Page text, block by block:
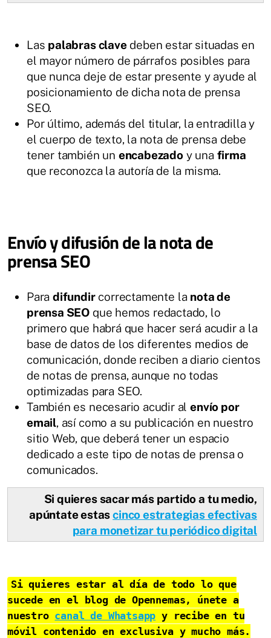
Las palabras clavedeben estar situadas en
el mayor número de párrafos posibles para
que nunca deje de estar presente y ayude al
posicionamiento de dicha nota de prensa
SEO.
Por último, además del titular, la entradilla y
el cuerpo de texto, la nota de prensa debe
tener también un encabezadoy una firma
que reconozca la autoría de la misma.
Envío y difusión de la nota de
prensa SEO
Paradifundircorrectamente la nota de
prensa SEO que hemos redactado, lo
primero que habrá que hacer será acudir a la
base de datos de los diferentes medios de
comunicación, donde reciben a diario cientos
de notas de prensa, aunque no todas
optimizadas para SEO.
También es necesario acudir alenvío por
email, así como a su publicación en nuestro
sitio Web, que deberá tener un espacio
dedicado a este tipo de notas de prensa o
comunicados.
Si quieres sacar más partido a tu medio,
apúntate estascinco estrategias efectivas
para monetizar tu periódico digital
Si quieres estar al día de todo lo que
sucede en el blog de Opennemas, únete a
nuestro canal de Whatsapp y recibe en tu
móvil contenido en exclusivay mucho más.